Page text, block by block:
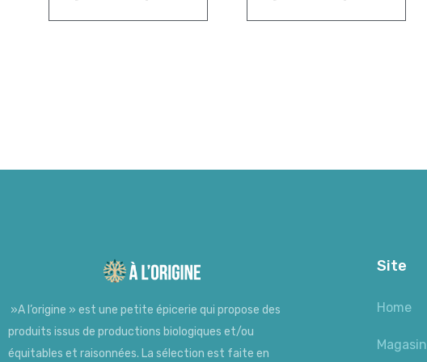
»A l’origine » est une petite épicerie qui propose des
produits issus de productions biologiques et/ou
équitables et raisonnées. La sélection est faite en
Site
Home
Magasin